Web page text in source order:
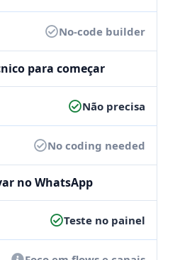
No-code builder
para começar
Não precisa
No coding needed
no WhatsApp
Teste no painel